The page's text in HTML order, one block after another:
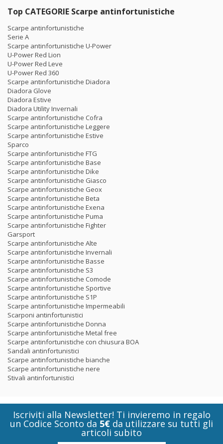
Top CATEGORIE Scarpe antinfortunistiche
Scarpe antinfortunistiche
Serie A
Scarpe antinfortunistiche U-Power
U-Power Red Lion
U-Power Red Leve
U-Power Red 360
Scarpe antinfortunistiche Diadora
Diadora Glove
Diadora Estive
Diadora Utility Invernali
Scarpe antinfortunistiche Cofra
Scarpe antinfortunistiche Leggere
Scarpe antinfortunistiche Estive
Sparco
Scarpe antinfortunistiche FTG
Scarpe antinfortunistiche Base
Scarpe antinfortunistiche Dike
Scarpe antinfortunistiche Giasco
Scarpe antinfortunistiche Geox
Scarpe antinfortunistiche Beta
Scarpe antinfortunistiche Exena
Scarpe antinfortunistiche Puma
Scarpe antinfortunistiche Fighter
Garsport
Scarpe antinfortunistiche Alte
Scarpe antinfortunistiche Invernali
Scarpe antinfortunistiche Basse
Scarpe antinfortunistiche S3
Scarpe antinfortunistiche Comode
Scarpe antinfortunistiche Sportive
Scarpe antinfortunistiche S1P
Scarpe antinfortunistiche Impermeabili
Scarponi antinfortunistici
Scarpe antinfortunistiche Donna
Scarpe antinfortunistiche Metal free
Scarpe antinfortunistiche con chiusura BOA
Sandali antinfortunistici
Scarpe antinfortunistiche bianche
Scarpe antinfortunistiche nere
Stivali antinfortunistici
Iscriviti alla Newsletter! Ti invieremo in regalo
un Codice Sconto da 5€ da utilizzare su tutti gli
articoli subito